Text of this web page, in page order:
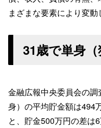
まざまな要素により変動
31歳で単身
金融広報中央委員会の
身）の平均貯金額は494
と、貯金500万円の差は